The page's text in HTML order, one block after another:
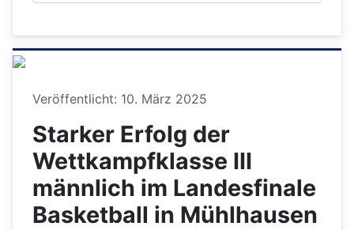
Details
Veröffentlicht: 10. März 2025
Starker Erfolg der
Wettkampfklasse III
männlich im Landesfinale
Basketball in Mühlhausen